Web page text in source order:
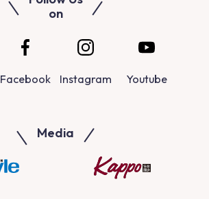
on
Facebook Instagram Youtube
Media